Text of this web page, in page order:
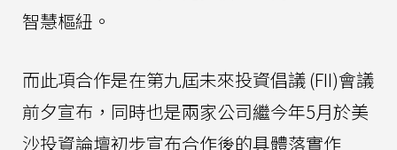
智慧樞紐。
而此項合作是在第九屆未來投資倡議 (FII)會議
前夕宣布，同時也是兩家公司繼今年5月於美
沙投資論壇初步宣布合作後的具體落實作